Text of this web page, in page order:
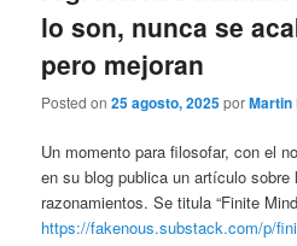
lo son, nunca se
pero mejoran
Posted on25 agosto, 2025porMartin
Un momento para filosofar, con el
en su blog publica un artículo
razonamientos. Se titula “Finite
https://fakenous.substack.com/p/